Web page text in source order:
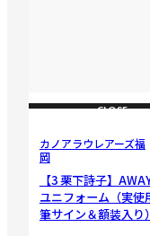
CLOSE
カノアラウレアーズ福
岡
【3 栗下詩子】
ユニフォーム（実使
筆サイン＆額装入り）